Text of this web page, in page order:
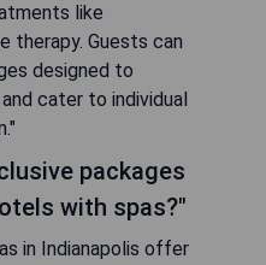
like
therapy. Guests can
designed to
cater to individual
packages
with spas?"
in Indianapolis offer